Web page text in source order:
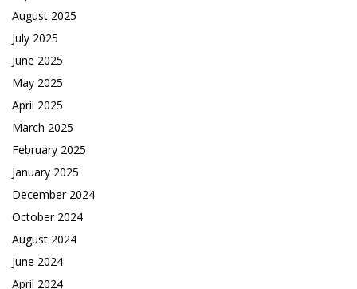
August 2025
July 2025
June 2025
May 2025
April 2025
March 2025
February 2025
January 2025
December 2024
October 2024
August 2024
June 2024
April 2024